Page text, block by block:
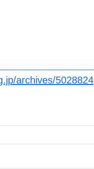
archives/5028824